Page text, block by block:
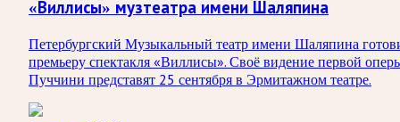
«Виллисы» музтеатра имени Шаляпина
Петербургский Музыкальный театр имени Шаляпина
премьеру спектакля «Виллисы». Своё видение первой
Пуччини представят 25 сентября в Эрмитажном театре.